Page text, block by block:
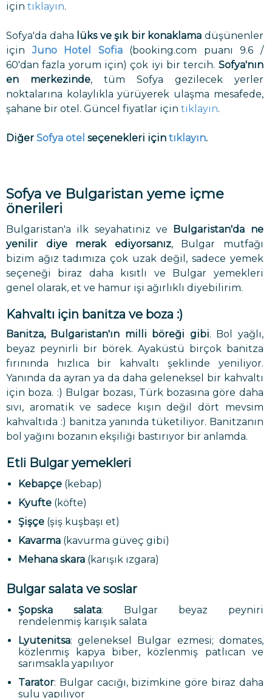
için tıklayın.
Sofya'da daha lüks ve şık bir konaklama düşünenler
için Juno Hotel Sofia(booking.com puanı 9.6 /
60'dan fazla yorum için) çok iyi bir tercih. Sofya'nın
en merkezinde, tüm Sofya gezilecek yerler
noktalarına kolaylıkla yürüyerek ulaşma mesafede,
şahane bir otel. Güncel fiyatlar için tıklayın.
Diğer Sofya otel seçenekleri için tıklayın.
Sofya ve Bulgaristan yeme içme
önerileri
Bulgaristan'a ilk seyahatiniz ve Bulgaristan'da ne
yenilir diye merak ediyorsanız, Bulgar mutfağı
bizim ağız tadımıza çok uzak değil, sadece yemek
seçeneği biraz daha kısıtlı ve Bulgar yemekleri
genel olarak, et ve hamur işi ağırlıklı diyebilirim.
Kahvaltı için banitza ve boza :)
Banitza, Bulgaristan'ın milli böreği gibi. Bol yağlı,
beyaz peynirli bir börek. Ayaküstü birçok banitza
fırınında hızlıca bir kahvaltı şeklinde yeniliyor.
Yanında da ayran ya da daha geleneksel bir kahvaltı
için boza. :) Bulgar bozası, Türk bozasına göre daha
sıvı, aromatik ve sadece kışın değil dört mevsim
kahvaltıda :) banitza yanında tüketiliyor. Banitzanın
bol yağını bozanın ekşiliği bastırıyor bir anlamda.
Etli Bulgar yemekleri
Kebapçe (kebap)
Kyufte (köfte)
Şişçe (şiş kuşbaşı et)
Kavarma (kavurma güveç gibi)
Mehana skara (karışık ızgara)
Bulgar salata ve soslar
Şopska salata: Bulgar beyaz peyniri
rendelenmiş karışık salata
Lyutenitsa: geleneksel Bulgar ezmesi; domates,
közlenmiş kapya biber, közlenmiş patlıcan ve
sarımsakla yapılıyor
Tarator: Bulgar cacığı, bizimkine göre biraz daha
sulu yapılıyor